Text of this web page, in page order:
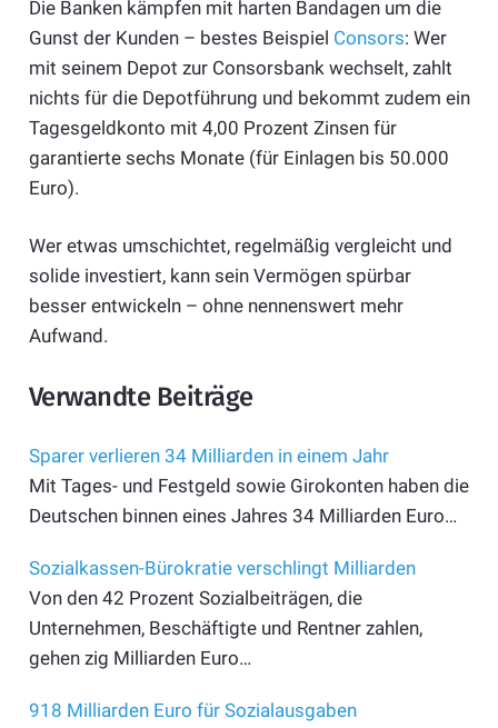
Die Banken kämpfen mit harten Bandagen um die
Gunst der Kunden – bestes Beispiel Consors: Wer
mit seinem Depot zur Consorsbank wechselt, zahlt
nichts für die Depotführung und bekommt zudem ein
Tagesgeldkonto mit 4,00 Prozent Zinsen für
garantierte sechs Monate (für Einlagen bis 50.000
Euro).
Wer etwas umschichtet, regelmäßig vergleicht und
solide investiert, kann sein Vermögen spürbar
besser entwickeln – ohne nennenswert mehr
Aufwand.
Verwandte Beiträge
Sparer verlieren 34 Milliarden in einem Jahr
Mit Tages- und Festgeld sowie Girokonten haben die
Deutschen binnen eines Jahres 34 Milliarden Euro…
Sozialkassen-Bürokratie verschlingt Milliarden
Von den 42 Prozent Sozialbeiträgen, die
Unternehmen, Beschäftigte und Rentner zahlen,
gehen zig Milliarden Euro…
918 Milliarden Euro für Sozialausgaben